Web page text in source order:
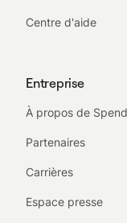
Centre d'aide
Entreprise
À propos de
Partenaires
Carrières
Espace presse